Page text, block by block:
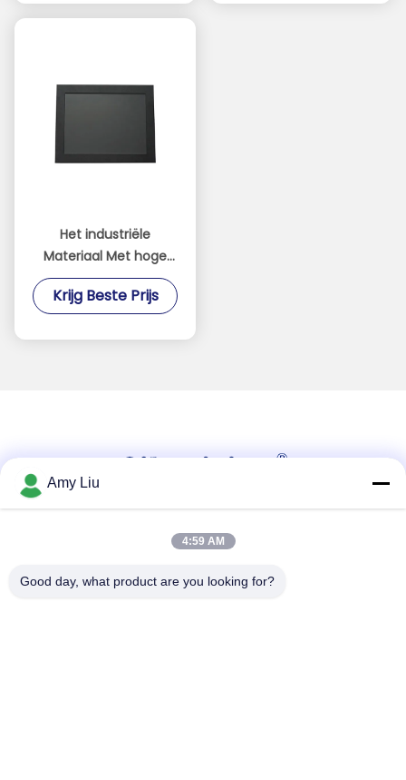
biedende Aanraking 3H
Legeringsmateriaal
Het industriële
Materiaal Met hoge
weerstand van het de
Monitor Koudgewalste
screenvertoning
Krijg Beste Prijs
Sociale media
Amy Liu
4:59 AM
Good day, what product are you looking for?